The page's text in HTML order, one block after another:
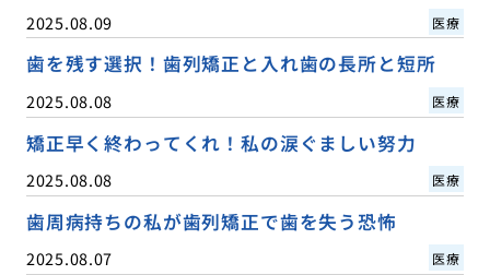
2025.08.09 医療
歯を残す選択！歯列矯正と入れ歯の長所と短所
2025.08.08 医療
矯正早く終わってくれ！私の涙ぐましい努力
2025.08.08 医療
歯周病持ちの私が歯列矯正で歯を失う恐怖
2025.08.07 医療